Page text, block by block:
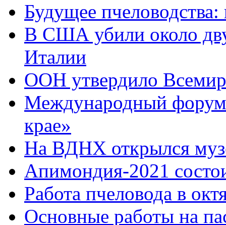
Будущее
В США убили около
Италии
ООН утвердило
Международный форум
крае»
На ВДНХ открылся
Апимондия-2021
Работа пчеловода в
Основные работы на